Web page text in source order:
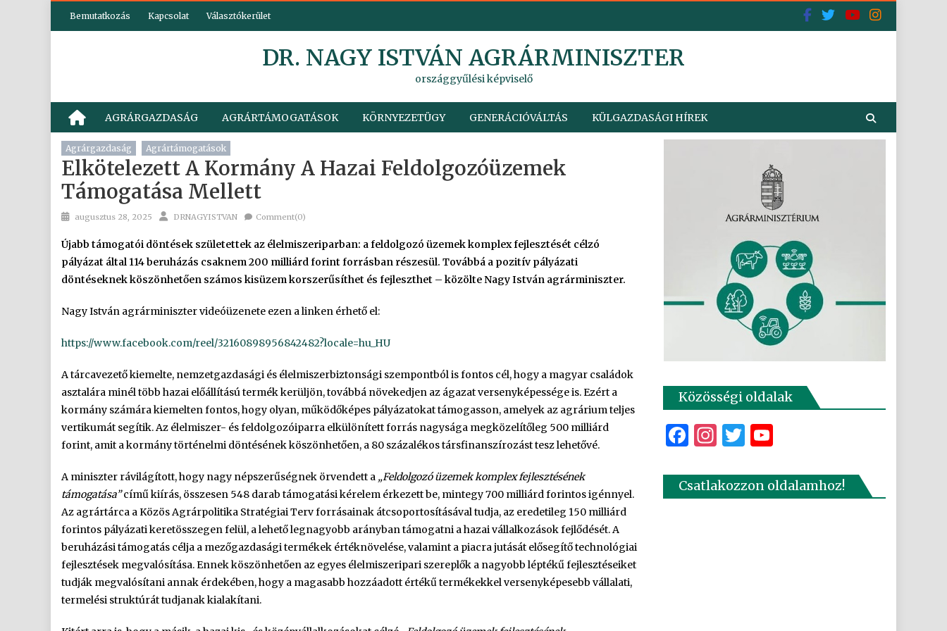
Bemutatkozás Kapcsolat Választókerület
DR. NAGY ISTVÁN AGRÁRMINISZTER
országgyűlési képviselő
AGRÁRGAZDASÁG AGRÁRTÁMOGATÁSOK KÖRNYEZETÜGY GENERÁCIÓVÁLTÁS KÜLGAZDASÁGI HÍREK
Agrárgazdaság Agrártámogatások
Elkötelezett A Kormány A Hazai Feldolgozóüzemek
Támogatása Mellett
Posted
augusztus 28, 2025 Author
DRNAGYISTVAN Comment(0)
Újabb támogatói döntések születettek az élelmiszeriparban: a feldolgozó üzemek komplex fejlesztését célzó
pályázat által 114 beruházás csaknem 200 milliárd forint forrásban részesül. Továbbá a pozitív pályázati
döntéseknek köszönhetően számos kisüzem korszerűsíthet és fejleszthet – közölte Nagy István agrárminiszter.
Nagy István agrárminiszter videóüzenete ezen a linken érhető el:
https://www.facebook.com/reel/32160898956842482?locale=hu_HU
A tárcavezető kiemelte, nemzetgazdasági és élelmiszerbiztonsági szempontból is fontos cél, hogy a magyar családok
asztalára minél több hazai előállítású termék kerüljön, továbbá növekedjen az ágazat versenyképessége is. Ezért a
kormány számára kiemelten fontos, hogy olyan, működőképes pályázatokat támogasson, amelyek az agrárium teljes
vertikumát segítik. Az élelmiszer- és feldolgozóiparra elkülönített forrás nagysága megközelítőleg 500 milliárd
forint, amit a kormány történelmi döntésének köszönhetően, a 80 százalékos társfinanszírozást tesz lehetővé.
A miniszter rávilágított, hogy nagy népszerűségnek örvendett a „Feldolgozó üzemek komplex fejlesztésének
támogatása”című kiírás, összesen 548 darab támogatási kérelem érkezett be, mintegy 700 milliárd forintos igénnyel.
Az agrártárca a Közös Agrárpolitika Stratégiai Terv forrásainak átcsoportosításával tudja, az eredetileg 150 milliárd
forintos pályázati keretösszegen felül, a lehető legnagyobb arányban támogatni a hazai vállalkozások fejlődését. A
beruházási támogatás célja a mezőgazdasági termékek értéknövelése, valamint a piacra jutását elősegítő technológiai
fejlesztések megvalósítása. Ennek köszönhetően az egyes élelmiszeripari szereplők a nagyobb léptékű fejlesztéseiket
tudják megvalósítani annak érdekében, hogy a magasabb hozzáadott értékű termékekkel versenyképesebb vállalati,
termelési struktúrát tudjanak kialakítani.
Közösségi oldalak
Facebook
Instagram
Twitter
Csatlakozzon oldalamhoz!